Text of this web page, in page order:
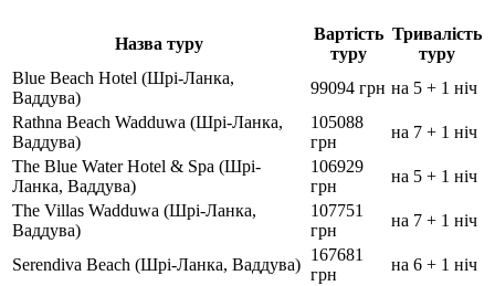
Назва туру
Вартість
туру
Тривалість
туру
Blue Beach Hotel (Шрі-Ланка,
Ваддува)
99094 грн на 5 + 1 ніч
Rathna Beach Wadduwa (Шрі-Ланка,
Ваддува)
105088
грн
на 7 + 1 ніч
The Blue Water Hotel & Spa (Шрі-
Ланка, Ваддува)
106929
грн
на 5 + 1 ніч
The Villas Wadduwa (Шрі-Ланка,
Ваддува)
107751
грн
на 7 + 1 ніч
Serendiva Beach (Шрі-Ланка, Ваддува)
167681
грн
на 6 + 1 ніч